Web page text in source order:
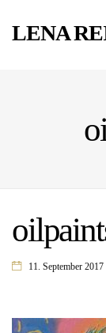
LENA
11. September 2017